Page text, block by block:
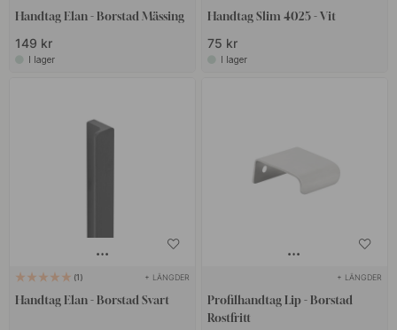
Handtag Elan - Borstad Mässing
149 kr
I lager
Handtag Slim 4025 - Vit
75 kr
I lager
1 + LÄNGDER
Handtag Elan - Borstad Svart
+ LÄNGDER
Profilhandtag Lip - Borstad
Rostfritt